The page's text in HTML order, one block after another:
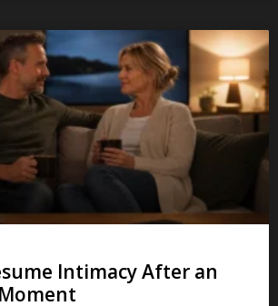
Intimacy After an